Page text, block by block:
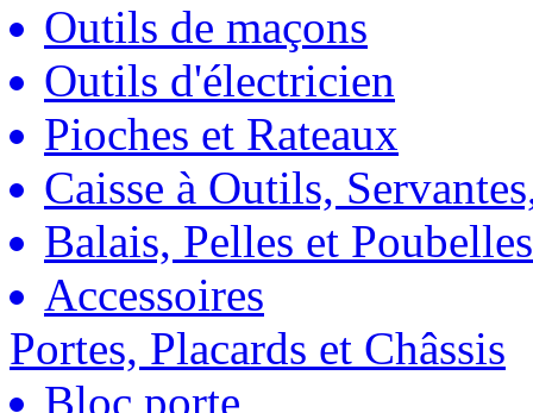
Outils de maçons
Outils d'électricien
Pioches et Rateaux
Caisse à Outils,
Balais, Pelles et Poubelles
Accessoires
Portes, Placards et Châssis
Bloc porte